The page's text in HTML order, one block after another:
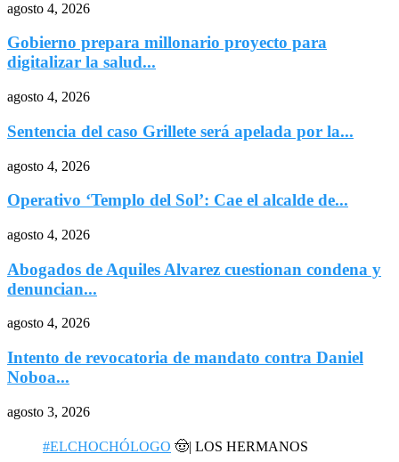
agosto 4, 2026
Gobierno prepara millonario proyecto para
digitalizar la salud...
agosto 4, 2026
Sentencia del caso Grillete será apelada por la...
agosto 4, 2026
Operativo ‘Templo del Sol’: Cae el alcalde de...
agosto 4, 2026
Abogados de Aquiles Alvarez cuestionan condena y
denuncian...
agosto 4, 2026
Intento de revocatoria de mandato contra Daniel
Noboa...
agosto 3, 2026
#ELCHOCHÓLOGO 🤠| LOS HERMANOS